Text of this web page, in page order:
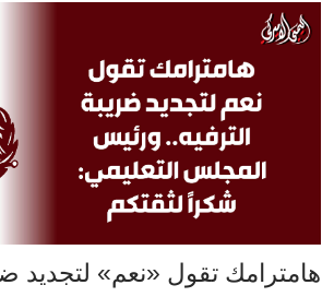
هامترامك تقول «نعم» لتجديد